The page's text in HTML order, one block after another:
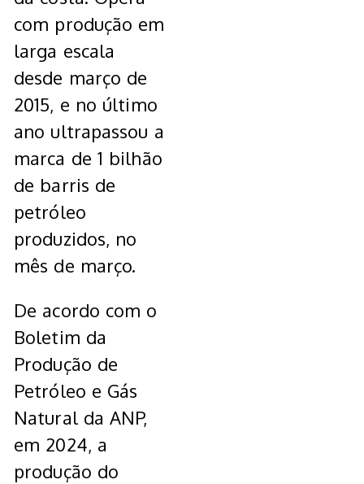
com produção em
larga escala
desde março de
2015, e no último
ano ultrapassou a
marca de 1 bilhão
de barris de
petróleo
produzidos, no
mês de março.
De acordo com o
Boletim da
Produção de
Petróleo e Gás
Natural da ANP,
em 2024, a
produção do